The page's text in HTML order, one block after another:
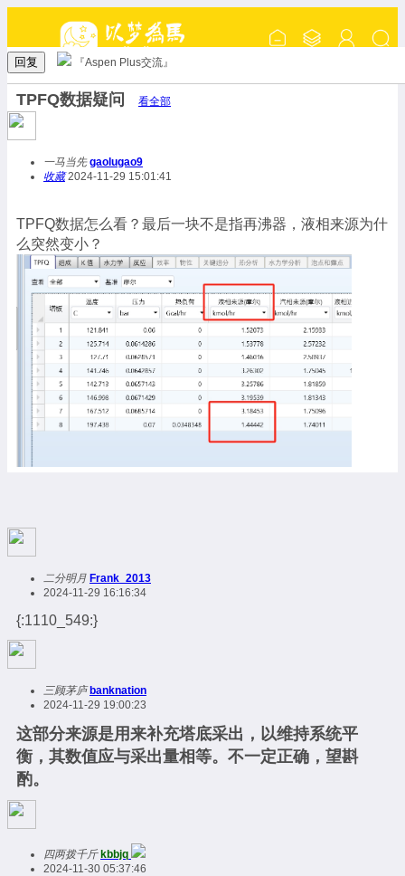
回复 『Aspen Plus交流』
TPFQ数据疑问 看全部
一马当先 gaolugao9
收藏2024-11-29 15:01:41
TPFQ数据怎么看？最后一块不是指再沸器，液相来源为什
么突然变小？
二分明月 Frank_2013
2024-11-29 16:16:34
{:1110_549:}
三顾茅庐 banknation
2024-11-29 19:00:23
这部分来源是用来补充塔底采出，以维持系统平
衡，其数值应与采出量相等。不一定正确，望斟
酌。
四两拨千斤 kbbjq
2024-11-30 05:37:46